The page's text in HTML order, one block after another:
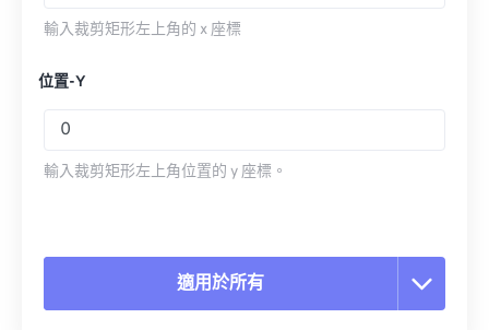
輸入裁剪矩形左上角的 x 座標
位置-Y
輸入裁剪矩形左上角位置的 y 座標。
適用於所有